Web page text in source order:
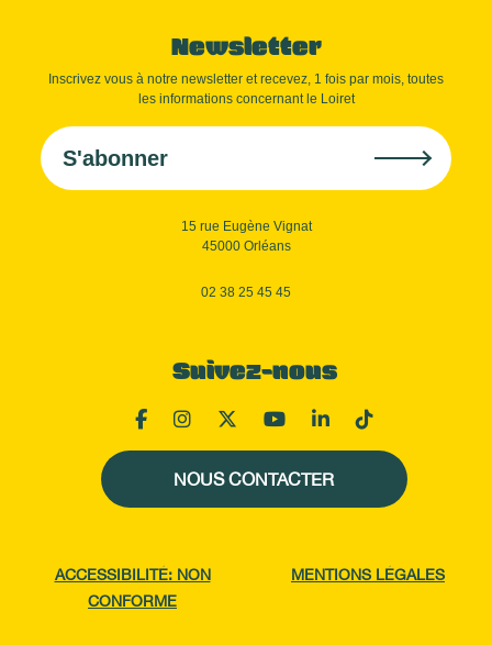
Newsletter
Inscrivez vous à notre newsletter et recevez, 1 fois par mois, toutes
les informations concernant le Loiret
S'abonner
15 rue Eugène Vignat
45000 Orléans
02 38 25 45 45
Suivez-nous
NOUS CONTACTER
ACCESSIBILITÉ: NON
CONFORME
MENTIONS LÉGALES